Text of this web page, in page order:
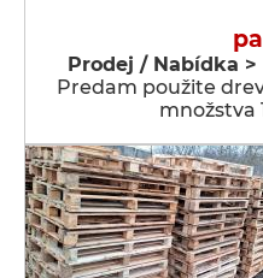
Prodej / Nabídka
Predam použite
množstva